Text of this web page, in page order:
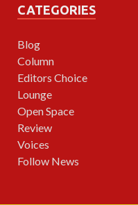
CATEGORIES
Blog
Column
Editors Choice
Lounge
Open Space
Review
Voices
Follow News